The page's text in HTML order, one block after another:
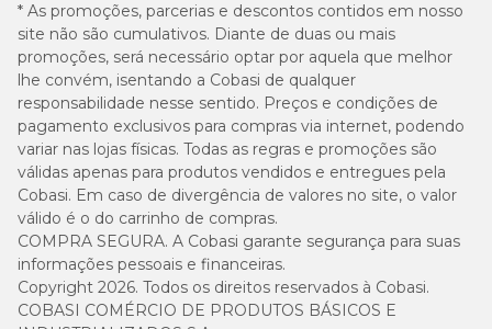
* As promoções, parcerias e descontos contidos em nosso
site não são cumulativos. Diante de duas ou mais
promoções, será necessário optar por aquela que melhor
lhe convém, isentando a Cobasi de qualquer
responsabilidade nesse sentido. Preços e condições de
pagamento exclusivos para compras via internet, podendo
variar nas lojas físicas. Todas as regras e promoções são
válidas apenas para produtos vendidos e entregues pela
Cobasi. Em caso de divergência de valores no site, o valor
válido é o do carrinho de compras.
COMPRA SEGURA. A Cobasi garante segurança para suas
informações pessoais e financeiras.
Copyright 2026. Todos os direitos reservados à Cobasi.
COBASI COMÉRCIO DE PRODUTOS BÁSICOS E